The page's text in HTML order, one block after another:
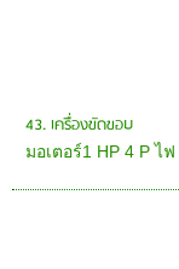
43. เครื่องขัดขอบ
มอเตอร์1 HP 4 P ไ